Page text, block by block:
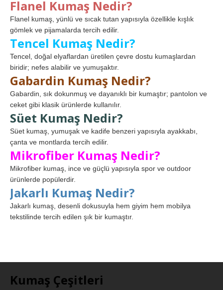
Flanel Kumaş Nedir?
Flanel kumaş, yünlü ve sıcak tutan yapısıyla özellikle kışlık
gömlek ve pijamalarda tercih edilir.
Tencel Kumaş Nedir?
Tencel, doğal elyaflardan üretilen çevre dostu kumaşlardan
biridir; nefes alabilir ve yumuşaktır.
Gabardin Kumaş Nedir?
Gabardin, sık dokunmuş ve dayanıklı bir kumaştır; pantolon ve
ceket gibi klasik ürünlerde kullanılır.
Süet Kumaş Nedir?
Süet kumaş, yumuşak ve kadife benzeri yapısıyla ayakkabı,
çanta ve montlarda tercih edilir.
Mikrofiber Kumaş Nedir?
Mikrofiber kumaş, ince ve güçlü yapısıyla spor ve outdoor
ürünlerde popülerdir.
Jakarlı Kumaş Nedir?
Jakarlı kumaş, desenli dokusuyla hem giyim hem mobilya
tekstilinde tercih edilen şık bir kumaştır.
Kumaş Çeşitleri